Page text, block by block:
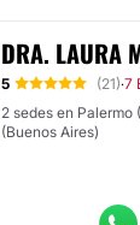
DRA. LAURA
5 (21)·7
2 sedes en Palermo
(Buenos Aires)